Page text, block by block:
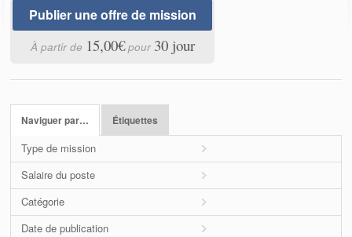
Publier une offre de mission
À partir de 15,00€pour 30 jour
Naviguer par… Étiquettes
Type de mission
Salaire du poste
Catégorie
Date de publication